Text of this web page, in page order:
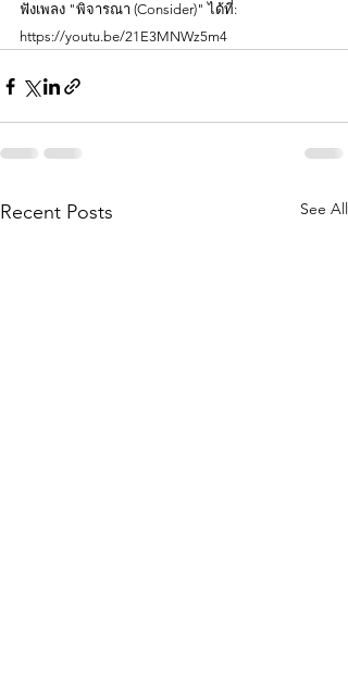
ฟังเพลง "พิจารณา (Consider)" ได้ที่:
https://youtu.be/21E3MNWz5m4
Recent Posts See All